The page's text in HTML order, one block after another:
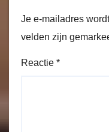
Je e-mailadres
velden zijn
Reactie *